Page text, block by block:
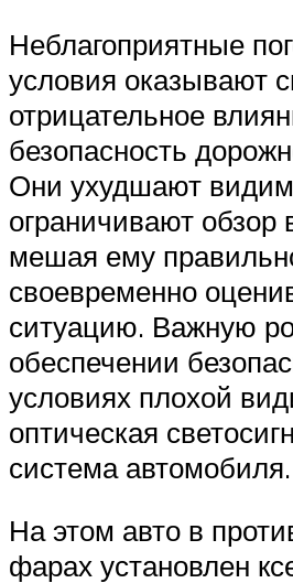
Неблагоприятные
условия оказывают
отрицательное
безопасность
Они ухудшают
ограничивают обзор
мешая ему
своевременно
ситуацию. Важную
обеспечении
условиях плохой
оптическая
система автомобиля.
На этом авто в
фарах установлен